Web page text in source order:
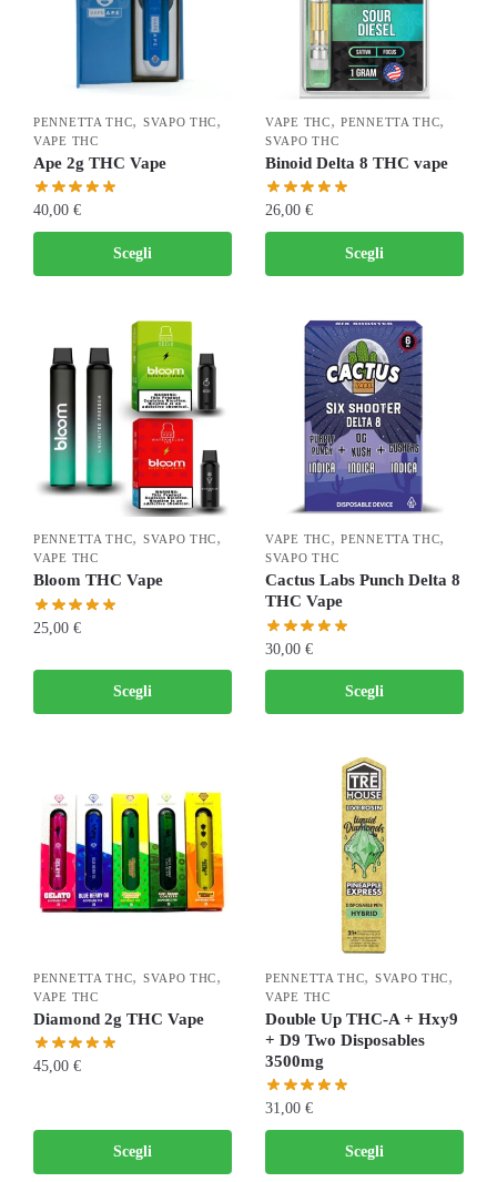
PENNETTA THC, SVAPO THC,
VAPE THC
Ape 2g THC Vape
40,00 €
Scegli
VAPE THC,PENNETTA THC,
SVAPO THC
Binoid Delta 8 THC vape
26,00 €
Scegli
PENNETTA THC, SVAPO THC,
VAPE THC
Bloom THC Vape
25,00 €
Scegli
VAPE THC,PENNETTA THC,
SVAPO THC
Cactus Labs Punch Delta 8
THC Vape
30,00 €
Scegli
PENNETTA THC, SVAPO THC,
VAPE THC
Diamond 2g THC Vape
45,00 €
Scegli
PENNETTA THC, SVAPO THC,
VAPE THC
Double Up THC-A + Hxy9
+ D9 Two Disposables
3500mg
31,00 €
Scegli